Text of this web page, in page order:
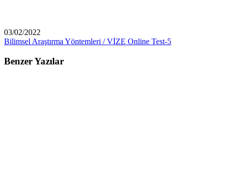
03/02/2022
Bilimsel Araştırma Yöntemleri / VİZE Online Test-5
Benzer Yazılar